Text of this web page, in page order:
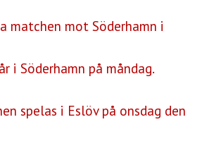
matchen mot Söderhamn i
i Söderhamn på måndag.
spelas i Eslöv på onsdag den